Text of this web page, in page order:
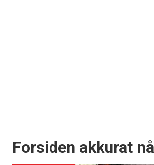
Forsiden akkurat nå